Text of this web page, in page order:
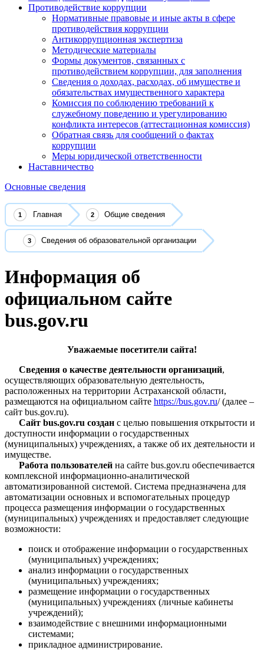
Противодействие коррупции
Нормативные правовые и иные акты в сфере
противодействия коррупции
Антикоррупционная экспертиза
Методические материалы
Формы документов, связанных с
противодействием коррупции, для заполнения
Сведения о доходах, расходах, об имуществе и
обязательствах имущественного характера
Комиссия по соблюдению требований к
служебному поведению и урегулированию
конфликта интересов (аттестационная комиссия)
Обратная связь для сообщений о фактах
коррупции
Меры юридической ответственности
Наставничество
Основные сведения
Главная Общие сведения
Сведения об образовательной организации
Информация об
официальном сайте
bus.gov.ru
Уважаемые посетители сайта!
Сведения о качестве деятельности организаций,
осуществляющих образовательную деятельность,
расположенных на территории Астраханской области,
размещаются на официальном сайте https://bus.gov.ru/ (далее –
сайт bus.gov.ru).
Сайт bus.gov.ru создан с целью повышения открытости и
доступности информации о государственных
(муниципальных) учреждениях, а также об их деятельности и
имуществе.
Работа пользователей на сайте bus.gov.ru обеспечивается
комплексной информационно-аналитической
автоматизированной системой. Система предназначена для
автоматизации основных и вспомогательных процедур
процесса размещения информации о государственных
(муниципальных) учреждениях и предоставляет следующие
возможности:
поиск и отображение информации о государственных
(муниципальных) учреждениях;
анализ информации о государственных
(муниципальных) учреждениях;
размещение информации о государственных
(муниципальных) учреждениях (личные кабинеты
учреждений);
взаимодействие с внешними информационными
системами;
прикладное администрирование.